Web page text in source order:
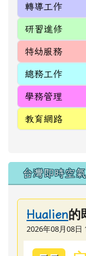
台灣即時空
Hualien的
2026年08月08日